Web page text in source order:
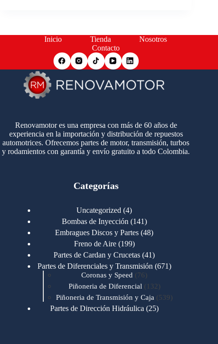
Inicio Tienda
Nosotros
Contacto
Renovamotor es una empresa con más de 60 años de
experiencia en la importación y distribución de repuestos
automotrices. Ofrecemos partes de motor, transmisión, turbos
y rodamientos con garantía y envío gratuito a todo Colombia.
Categorías
Uncategorized 44
productos
Bombas de Inyección 141141
productos
Embragues Discos y Partes 4848
Freno de Aire 199199
productos
Partes de Cardan y Crucetas 4141
productos
Partes de Diferenciales y Transmisión 671671
Coronas y Speed 7676
productos
Piñoneria de Diferencial 132 132
productos
Piñoneria de Transmisión y Caja 539539
Partes de Dirección Hidráulica 2525